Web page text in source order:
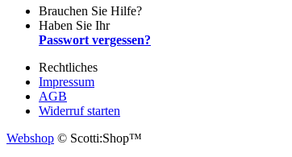
Brauchen Sie Hilfe?
Haben Sie Ihr
Passwort vergessen?
Rechtliches
Impressum
AGB
Widerruf starten
Webshop © Scotti:Shop™